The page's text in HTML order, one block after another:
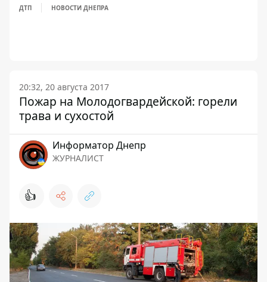
ДТП НОВОСТИ ДНЕПРА
20:32, 20 августа 2017
Пожар на Молодогвардейской: горели
трава и сухостой
Информатор Днепр
ЖУРНАЛИСТ
👍